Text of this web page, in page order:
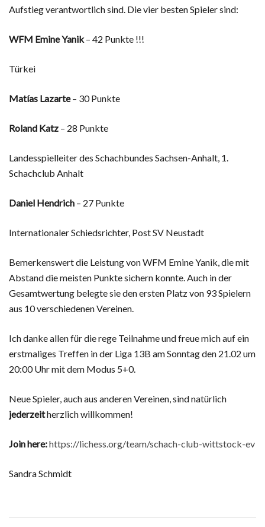
Aufstieg verantwortlich sind. Die vier besten Spieler sind:
WFM Emine Yanik– 42 Punkte !!!
Türkei
Matías Lazarte– 30 Punkte
Roland Katz – 28 Punkte
Landesspielleiter des Schachbundes Sachsen-Anhalt, 1.
Schachclub Anhalt
Daniel Hendrich – 27 Punkte
Internationaler Schiedsrichter, Post SV Neustadt
Bemerkenswert die Leistung von WFM Emine Yanik, die mit
Abstand die meisten Punkte sichern konnte. Auch in der
Gesamtwertung belegte sie den ersten Platz von 93 Spielern
aus 10 verschiedenen Vereinen.
Ich danke allen für die rege Teilnahme und freue mich auf ein
erstmaliges Treffen in der Liga 13B am Sonntag den 21.02 um
20:00 Uhr mit dem Modus 5+0.
Neue Spieler, auch aus anderen Vereinen, sind natürlich
jederzeitherzlich willkommen!
Join here:https://lichess.org/team/schach-club-wittstock-ev
Sandra Schmidt